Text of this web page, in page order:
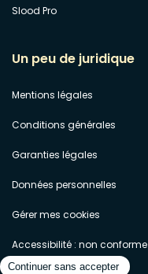
Slood Pro
Un peu de juridique
Mentions légales
Conditions générales
Garanties légales
Données personnelles
Gérer mes cookies
Accessibilité : non conforme